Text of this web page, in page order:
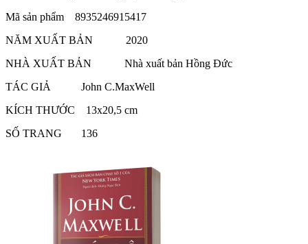
Mã sản phẩm 8935246915417
NĂM XUẤT BẢN 2020
NHÀ XUẤT BẢN Nhà xuất bản Hồng Đức
TÁC GIẢ John C.MaxWell
KÍCH THƯỚC 13x20,5 cm
SỐ TRANG 136